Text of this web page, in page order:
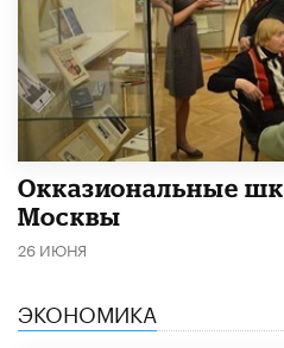
​Окказиональные
Москвы
26 ИЮНЯ
ЭКОНОМИКА